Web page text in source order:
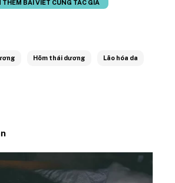
THÊM BÀI VIẾT CÙNG TÁC GIẢ
Hõm thái dương Lão hóa da